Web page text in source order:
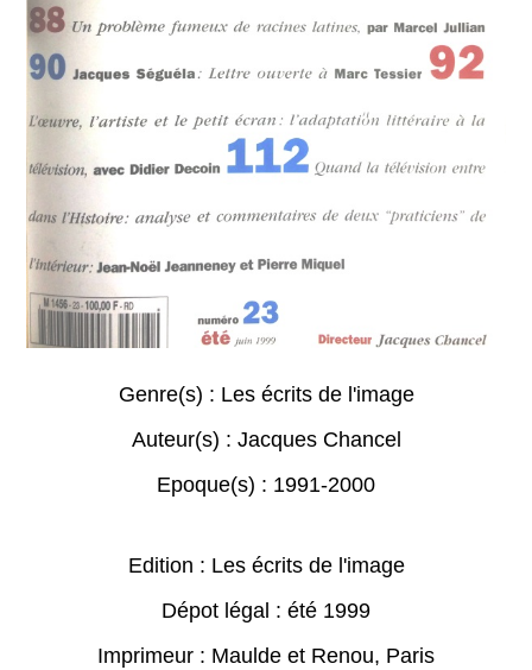
Genre(s) : Les écrits de l'image
Auteur(s) : Jacques Chancel
Epoque(s) : 1991-2000
Edition : Les écrits de l'image
Dépot légal : été 1999
Imprimeur : Maulde et Renou, Paris